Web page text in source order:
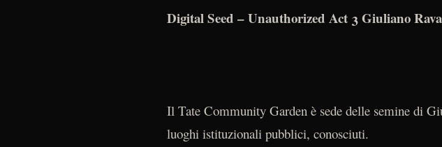
Digital Seed – Unauthorized Act 3 Giuliano
Il Tate Community Garden è sede delle semine di
luoghi istituzionali pubblici, conosciuti.